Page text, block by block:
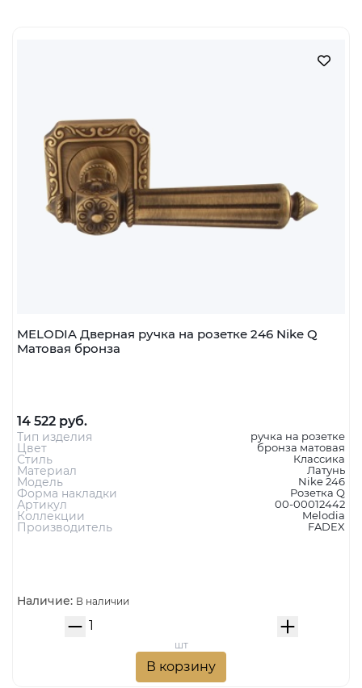
MELODIA Дверная ручка на розетке 246 Nike Q
Матовая бронза
14 522 руб.
Тип изделия ручка на розетке
Цвет бронза матовая
Стиль Классика
Материал Латунь
Модель Nike 246
Форма накладки Розетка Q
Артикул 00-00012442
Коллекции Melodia
Производитель FADEX
Наличие: В наличии
шт
В корзину